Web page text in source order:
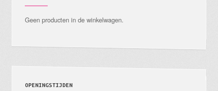
Geen producten in de winkelwagen.
OPENINGSTIJDEN